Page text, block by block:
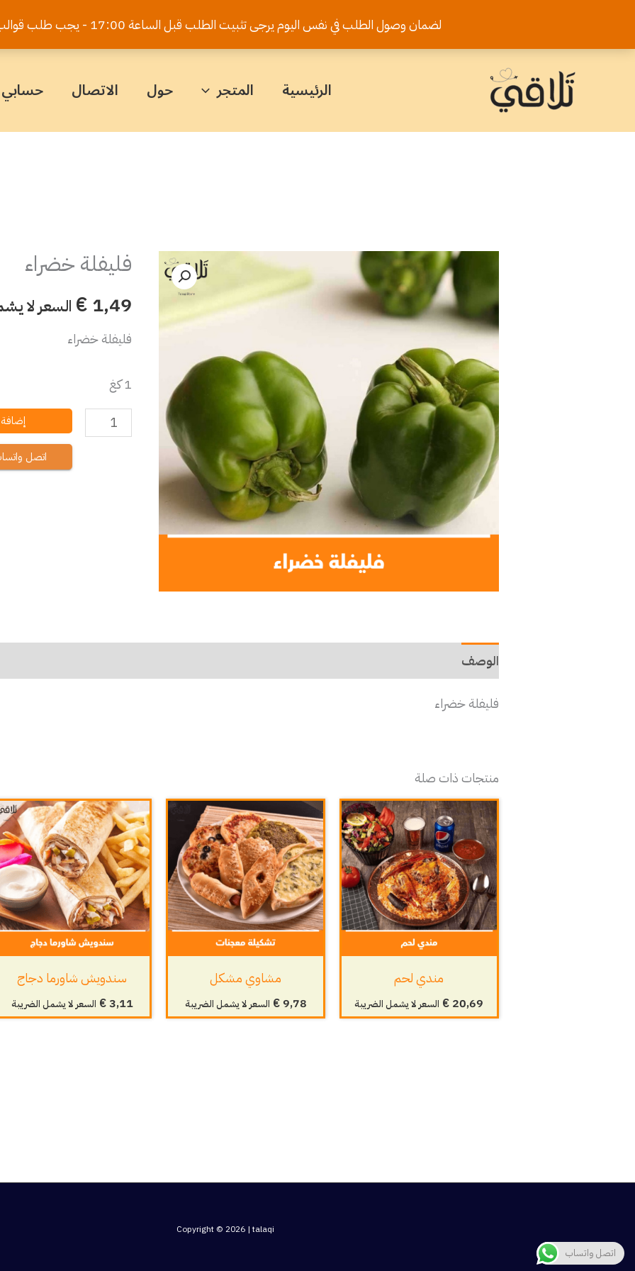
لضمان وصول الطلب في نفس اليوم يرجى تثبيت الطلب قبل الساعة 17:00 - يجب طلب قوالب الكيك قبل 5 أيام
الرئيسية المتجر حول الاتصال حسابي
فليفلة خضراء
€ 1,49 السعر لا
فليفلة خضراء
1 كغ
كمية
خضراء
اتصل
الوصف
فليفلة خضراء
منتجات ذات صلة
مندي لحم
€ 20,69 السعر لا يشمل الضريبة
مشاوي مشكل
€9,78 السعر لا يشمل الضريبة
سندويش شاورما دجاج
€3,11 السعر لا يشمل الضريبة
Copyright © 2026 | talaqi
اتصل واتساب